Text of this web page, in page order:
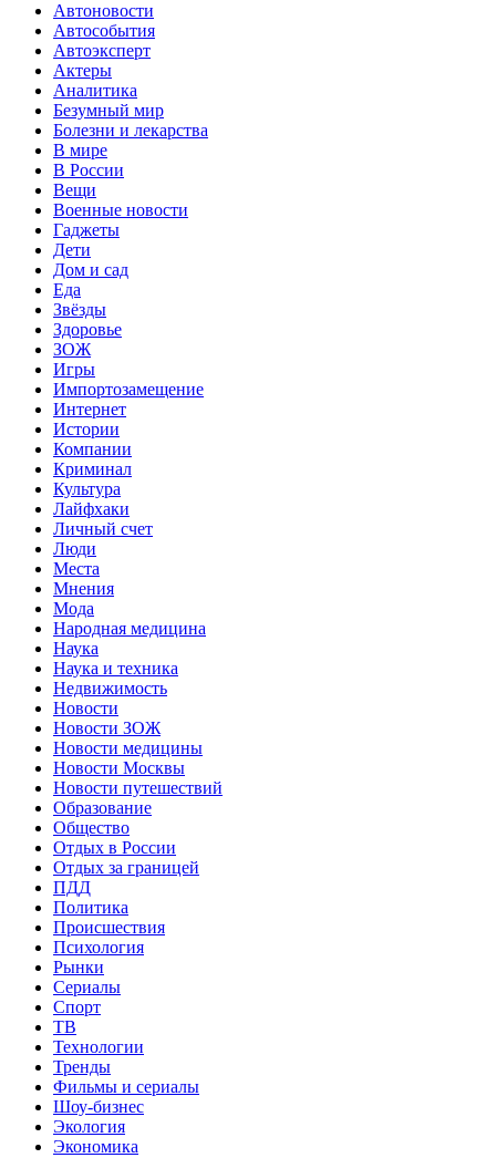
Автоновости
Автособытия
Автоэксперт
Актеры
Аналитика
Безумный мир
Болезни и лекарства
В мире
В России
Вещи
Военные новости
Гаджеты
Дети
Дом и сад
Еда
Звёзды
Здоровье
ЗОЖ
Игры
Импортозамещение
Интернет
Истории
Компании
Криминал
Культура
Лайфхаки
Личный счет
Люди
Места
Мнения
Мода
Народная медицина
Наука
Наука и техника
Недвижимость
Новости
Новости ЗОЖ
Новости медицины
Новости Москвы
Новости путешествий
Образование
Общество
Отдых в России
Отдых за границей
ПДД
Политика
Происшествия
Психология
Рынки
Сериалы
Спорт
ТВ
Технологии
Тренды
Фильмы и сериалы
Шоу-бизнес
Экология
Экономика